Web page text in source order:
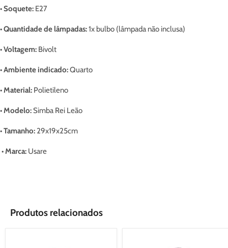
•Soquete: E27
• Quantidade de lâmpadas:1x bulbo (lâmpada não inclusa)
• Voltagem: Bivolt
•Ambiente indicado:Quarto
•Material: Polietileno
•Modelo: Simba Rei Leão
•Tamanho: 29x19x25cm
• Marca: Usare
Produtos relacionados